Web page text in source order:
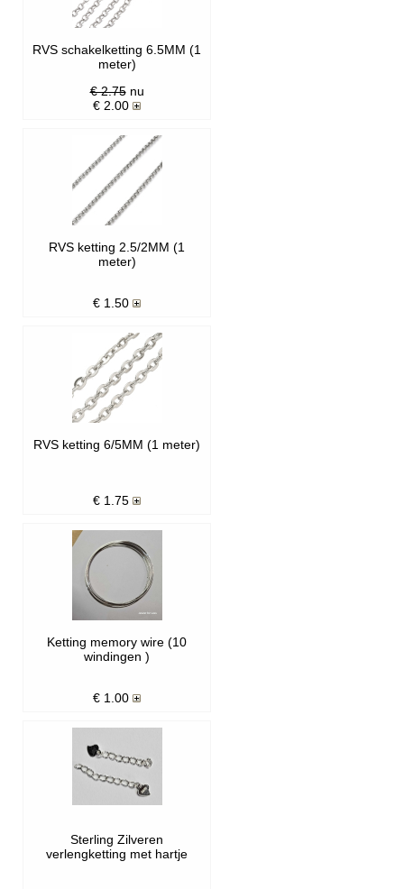
RVS schakelketting 6.5MM (1
meter)
€ 2.75nu
€ 2.00
RVS ketting 2.5/2MM (1
meter)
€ 1.50
RVS ketting 6/5MM (1 meter)
€ 1.75
Ketting memory wire (10
windingen )
€ 1.00
Sterling Zilveren
verlengketting met hartje